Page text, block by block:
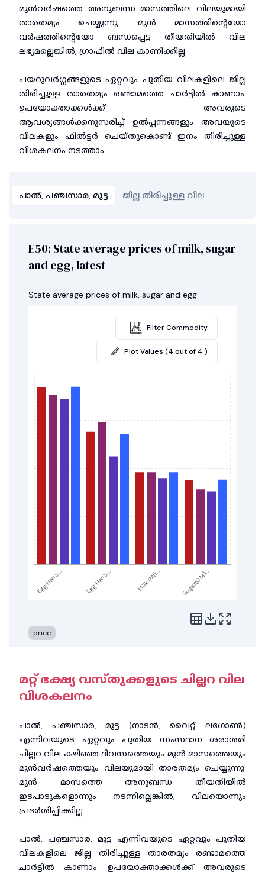
മുൻവർഷത്തെ അനുബന്ധ മാസത്തിലെ വിലയുമായി
താരതമ്യം ചെയ്യുന്നു. മുൻ മാസത്തിൻ്റെയോ
വർഷത്തിൻ്റെയോ ബന്ധപ്പെട്ട തീയതിയിൽ വില
ലഭ്യമല്ലെങ്കിൽ, ഗ്രാഫിൽ വില കാണിക്കില്ല.
പയറുവർഗ്ഗങ്ങളുടെ ഏറ്റവും പുതിയ വിലകളിലെ ജില്ല
തിരിച്ചുള്ള താരതമ്യം രണ്ടാമത്തെ ചാർട്ടിൽ കാണാം.
ഉപയോക്താക്കൾക്ക് അവരുടെ
ആവശ്യങ്ങൾക്കനുസരിച്ച് ഉൽപ്പന്നങ്ങളും അവയുടെ
വിലകളും ഫിൽട്ടർ ചെയ്തുകൊണ്ട് ഇനം തിരിച്ചുള്ള
വിശകലനം നടത്താം.
പാൽ, പഞ്ചസാര, മുട്ട ജില്ല തിരിച്ചുള്ള വില
E50: State average prices of milk, sugar
and egg, latest
State average prices of milk, sugar and egg
Filter Commodity
Plot Values (4 out of 4 )
Egg Hen's... Egg Hen's... Milk (Mil... Sugar(O.M)...
price
മറ്റ് ഭക്ഷ്യ വസ്തുക്കളുടെ ചില്ലറ വില
വിശകലനം
പാൽ, പഞ്ചസാര, മുട്ട (നാടൻ, വൈറ്റ് ലഗോൺ)
എന്നിവയുടെ ഏറ്റവും പുതിയ സംസ്ഥാന ശരാശരി
ചില്ലറ വില കഴിഞ്ഞ ദിവസത്തെയും മുൻ മാസത്തെയും
മുൻവർഷത്തെയും വിലയുമായി താരതമ്യം ചെയ്യുന്നു.
മുൻ മാസത്തെ അനുബന്ധ തീയതിയിൽ
ഇടപാടുകളൊന്നും നടന്നില്ലെങ്കിൽ, വിലയൊന്നും
പ്രദർശിപ്പിക്കില്ല.
പാൽ, പഞ്ചസാര, മുട്ട എന്നിവയുടെ ഏറ്റവും പുതിയ
വിലകളിലെ ജില്ല തിരിച്ചുള്ള താരതമ്യം രണ്ടാമത്തെ
ചാർട്ടിൽ കാണാം. ഉപയോക്താക്കൾക്ക് അവരുടെ